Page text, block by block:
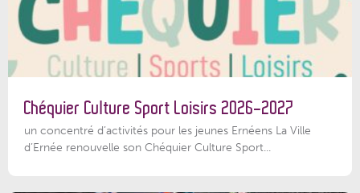
Chéquier Culture Sport Loisirs 2026-2027
un concentré d’activités pour les jeunes Ernéens La Ville
d’Ernée renouvelle son Chéquier Culture Sport...